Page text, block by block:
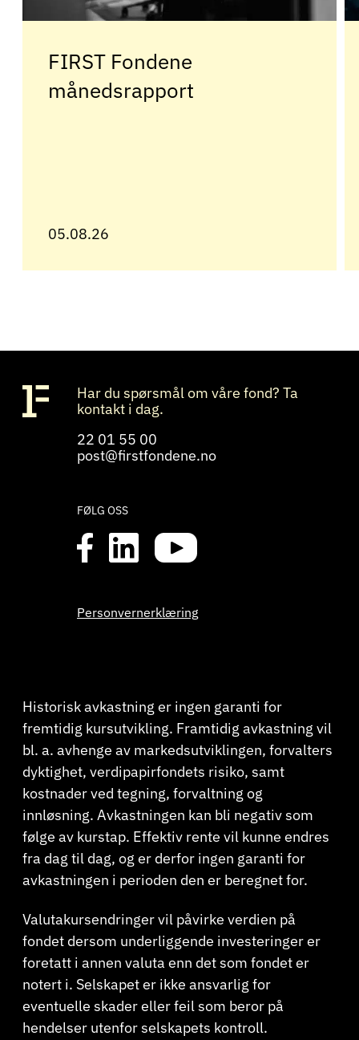
FIRST Fondene
månedsrapport
05.08.26
Har du spørsmål om våre fond? Ta
kontakt i dag.
22 01 55 00
post@firstfondene.no
FØLG OSS
Personvernerklæring
Historisk avkastning er ingen garanti for
fremtidig kursutvikling. Framtidig avkastning vil
bl. a. avhenge av markedsutviklingen, forvalters
dyktighet, verdipapirfondets risiko, samt
kostnader ved tegning, forvaltning og
innløsning. Avkastningen kan bli negativ som
følge av kurstap. Effektiv rente vil kunne endres
fra dag til dag, og er derfor ingen garanti for
avkastningen i perioden den er beregnet for.
Valutakursendringer vil påvirke verdien på
fondet dersom underliggende investeringer er
foretatt i annen valuta enn det som fondet er
notert i. Selskapet er ikke ansvarlig for
eventuelle skader eller feil som beror på
hendelser utenfor selskapets kontroll.